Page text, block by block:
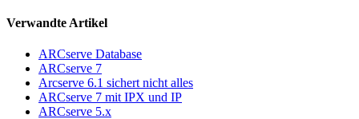
Verwandte Artikel
ARCserve Database
ARCserve 7
Arcserve 6.1 sichert nicht alles
ARCserve 7 mit IPX und IP
ARCserve 5.x